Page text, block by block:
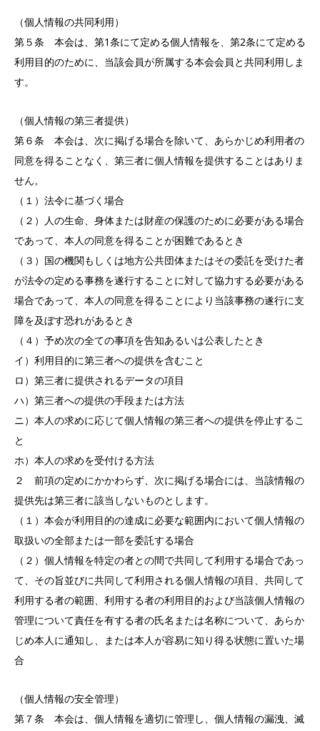
（個人情報の共同利用）
第５条 本会は、第1条にて定める個人情報を、第2条にて定める
利用目的のために、当該会員が所属する本会会員と共同利用しま
す。
（個人情報の第三者提供）
第６条 本会は、次に掲げる場合を除いて、あらかじめ利用者の
同意を得ることなく、第三者に個人情報を提供することはありま
せん。
（１）法令に基づく場合
（２）人の生命、身体または財産の保護のために必要がある場合
であって、本人の同意を得ることが困難であるとき
（３）国の機関もしくは地方公共団体またはその委託を受けた者
が法令の定める事務を遂行することに対して協力する必要がある
場合であって、本人の同意を得ることにより当該事務の遂行に支
障を及ぼす恐れがあるとき
（４）予め次の全ての事項を告知あるいは公表したとき
イ）利用目的に第三者への提供を含むこと
ロ）第三者に提供されるデータの項目
ハ）第三者への提供の手段または方法
ニ）本人の求めに応じて個人情報の第三者への提供を停止するこ
と
ホ）本人の求めを受付ける方法
２ 前項の定めにかかわらず、次に掲げる場合には、当該情報の
提供先は第三者に該当しないものとします。
（１）本会が利用目的の達成に必要な範囲内において個人情報の
取扱いの全部または一部を委託する場合
（２）個人情報を特定の者との間で共同して利用する場合であっ
て、その旨並びに共同して利用される個人情報の項目、共同して
利用する者の範囲、利用する者の利用目的および当該個人情報の
管理について責任を有する者の氏名または名称について、あらか
じめ本人に通知し、または本人が容易に知り得る状態に置いた場
合
（個人情報の安全管理）
第７条 本会は、個人情報を適切に管理し、個人情報の漏洩、滅